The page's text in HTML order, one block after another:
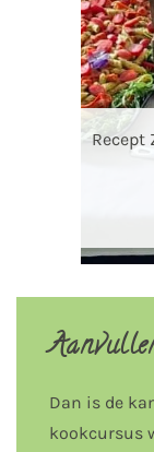
Recept
Dan is de
kookcursus